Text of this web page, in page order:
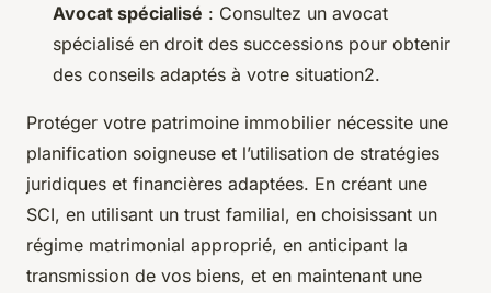
Avocat spécialisé : Consultez un avocat
spécialisé en droit des successions pour obtenir
des conseils adaptés à votre situation2.
Protéger votre patrimoine immobilier nécessite une
planification soigneuse et l’utilisation de stratégies
juridiques et financières adaptées. En créant une
SCI, en utilisant un trust familial, en choisissant un
régime matrimonial approprié, en anticipant la
transmission de vos biens, et en maintenant une